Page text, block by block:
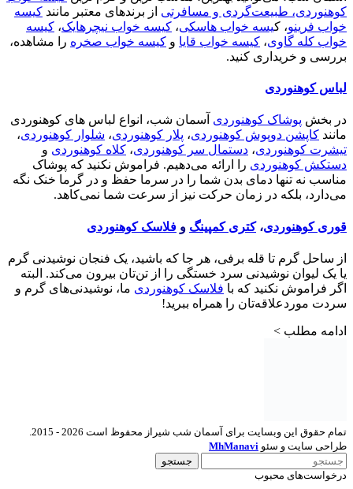
کوهنوردی، طبیعت‌گردی و مسافرتی از برندهای معتبر مانند کیسه
خواب فرینو، کیسه خواب هاسکی، کیسه خواب نیچرهایک، کیسه
خواب کله گاوی، کیسه خواب قایا و کیسه خواب صخره را مشاهده،
بررسی و خریداری کنید.
لباس کوهنوردی
در بخش پوشاک کوهنوردی آسمان شب، انواع لباس های کوهنوردی
مانند کاپشن دوپوش کوهنوردی، پلار کوهنوردی، شلوار کوهنوردی،
تیشرت کوهنوردی، دستمال سر کوهنوردی، کلاه کوهنوردی و
دستکش کوهنوردی را ارائه می‌دهیم. فراموش نکنید که پوشاک
مناسب نه تنها دمای بدن شما را در سرما حفظ و در گرما خنک نگه
می‌دارد، بلکه در زمان حرکت نیز از سرعت شما نمی‌کاهد.
قوری کوهنوردی،کتری کمپینگ و فلاسک کوهنوردی
از ساحل گرم تا قله برفی، هر جا که باشید، یک فنجان نوشیدنی گرم
یا یک لیوان نوشیدنی سرد خستگی را از تن‌تان بیرون می‌کند. البته
اگر فراموش نکنید که با فلاسک کوهنوردی ما، نوشیدنی‌های گرم و
سردت موردعلاقه‌تان را همراه ببرید!
ادامه مطلب >
طراحی سایت و سئو MhManavi
جستجو
درخواست‌های محبوب